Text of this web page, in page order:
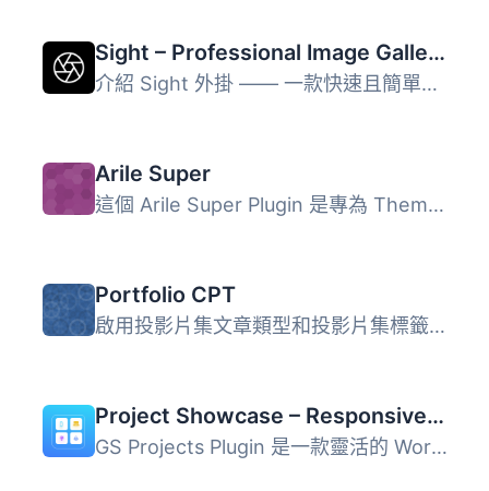
Sight – Professional Image Gallery and Portfolio
介紹 Sight 外掛 —— 一款快速且簡單的工具，可以製作專業的作...
Arile Super
這個 Arile Super Plugin 是專為 ThemeArile 設計的外掛程式...
Portfolio CPT
啟用投影片集文章類型和投影片集標籤分類法。 此外掛會將投影...
Project Showcase – Responsive Portfolio, Case Studies & Filterable Grid Layouts
GS Projects Plugin 是一款靈活的 WordPress 外掛，專為以乾...